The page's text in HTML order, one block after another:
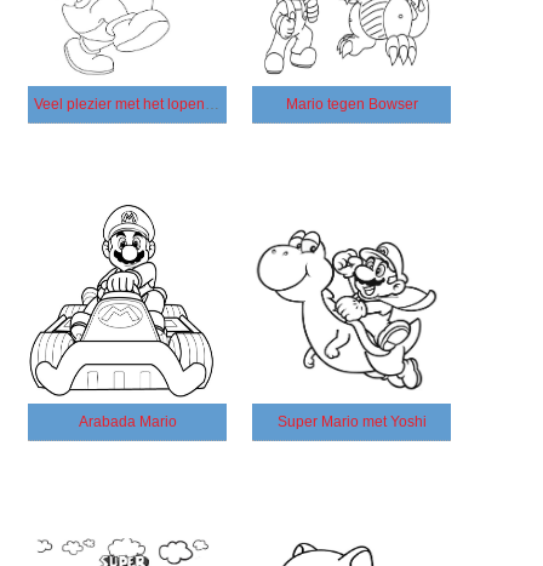
Veel plezier met het lopen van Yoshi Mario tegen Bowser
Arabada Mario Super Mario met Yoshi